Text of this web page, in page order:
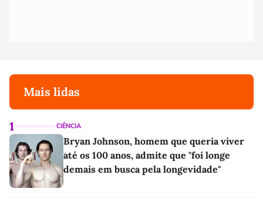
Mais lidas
1 CIÊNCIA
Bryan Johnson, homem que queria viver
até os 100 anos, admite que "foi longe
demais em busca pela longevidade"